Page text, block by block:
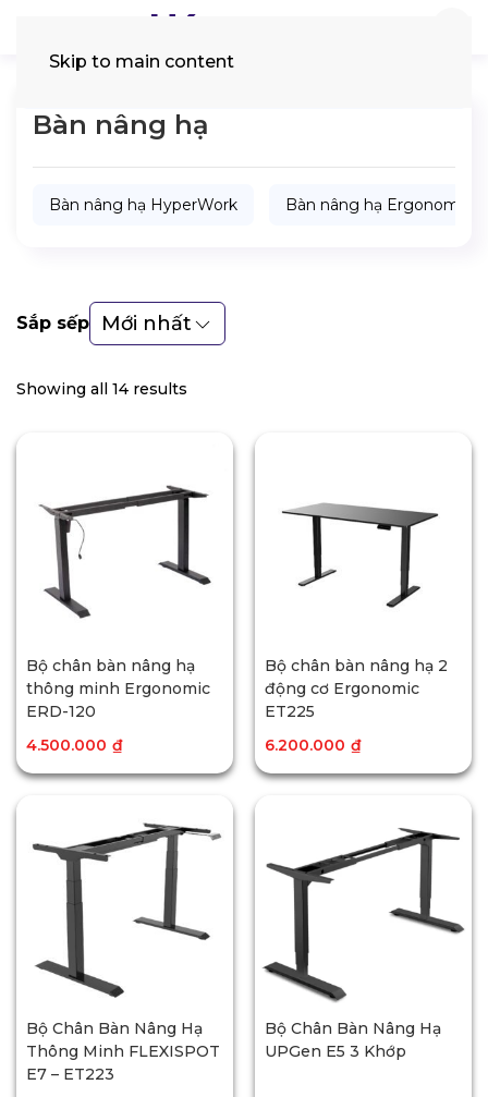
Skip to main content
Bàn nâng hạ
Bàn nâng hạ HyperWork Bàn nâng hạ Ergonomic
Sắp sếp Mới nhất
Showing all 14 results
Bộ chân bàn nâng hạ
thông minh Ergonomic
ERD-120
4.500.000 ₫
Bộ chân bàn nâng hạ 2
động cơ Ergonomic
ET225
6.200.000 ₫
Bộ Chân Bàn Nâng Hạ
Thông Minh FLEXISPOT
E7 – ET223
Bộ Chân Bàn Nâng Hạ
UPGen E5 3 Khớp